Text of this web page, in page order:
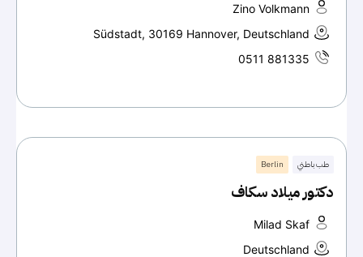
Zino Volkmann
Südstadt, 30169 Hannover, Deutschland
0511 881335
طب باطني Berlin
دكتور ميلاد سكاف
Milad Skaf
Deutschland